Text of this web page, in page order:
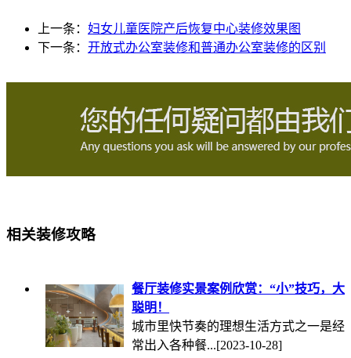
上一条： 妇女儿童医院产后恢复中心装修效果图
下一条： 开放式办公室装修和普通办公室装修的区别
相关装修攻略
餐厅装修实景案例欣赏：“小”技巧，大
聪明！
城市里快节奏的理想生活方式之一是经
常出入各种餐...[2023-10-28]